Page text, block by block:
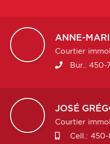
ANNE-
Courtier
Bur.: 450-
JOSÉ
Courtier
Cell.: 450-